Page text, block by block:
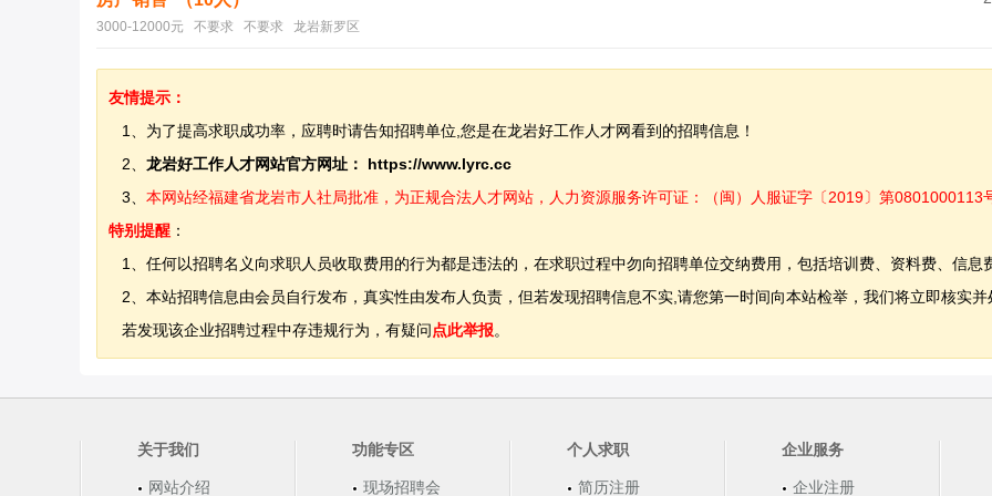
3000-12000元 不要求 不要求 龙岩新罗区
友情提示：
1、为了提高求职成功率，应聘时请告知招聘单位,您是在龙岩好工作人才网看到的招聘信息！
2、 龙岩好工作人才网站官方网址： https://www.lyrc.cc
3、 本网站经福建省龙岩市人社局批准，为正规合法人才网站，人力资源服务许可证：（闽）人服证字〔2019〕第0801000113
特别提醒 ：
1、任何以招聘名义向求职人员收取费用的行为都是违法的，在求职过程中勿向招聘单位交纳费用，包括培训费、资料费、信息
2、本站招聘信息由会员自行发布，真实性由发布人负责，但若发现招聘信息不实,请您第一时间向本站检举，我们将立即核实并
若发现该企业招聘过程中存违规行为，有疑问点此举报。
关于我们
网站介绍
功能专区
现场招聘会
个人求职
简历注册
企业服务
企业注册